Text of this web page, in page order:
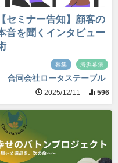
【セミナー告知】顧客の
音を聞くインタビュー
募集 海浜幕張
合同会社ロータステーブル
2025/12/11 596